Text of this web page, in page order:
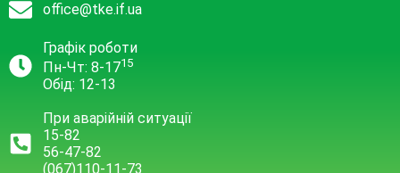
office@tke.if.ua
Графік роботи
Пн-Чт: 8-1715
Обід: 12-13
При аварійній ситуації
15-82
56-47-82
(067)110-11-73